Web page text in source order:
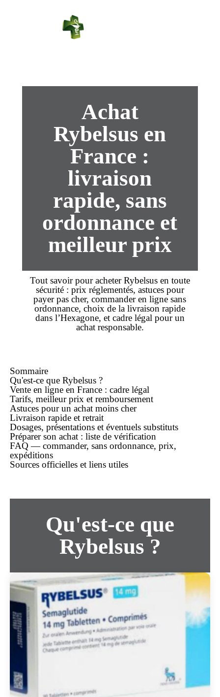
Achat
Rybelsus en
France :
livraison
rapide, sans
ordonnance et
meilleur prix
Tout savoir pouracheterRybelsus en toute
sécurité : prix réglementés, astuces pour
payerpas cher, commanderen ligne sans
ordonnance, choix de lalivraison rapide
dans l’Hexagone, et cadre légal pour un
achatresponsable.
Sommaire
Qu'est-ce que Rybelsus ?
Vente en ligne en France : cadre légal
Tarifs, meilleur prix et remboursement
Astuces pour un achat moins cher
Livraison rapide et retrait
Dosages, présentations et éventuels substituts
Préparer son achat : liste de vérification
FAQ — commander, sans ordonnance, prix,
expéditions
Sources officielles et liens utiles
Qu'est-ce que
Rybelsus ?